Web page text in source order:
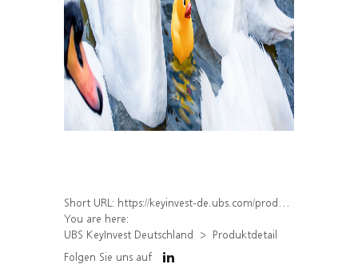
Short URL: https://keyinvest-de.ubs.com/produkt/detail/index/isin/DE000WA4FSD8
You are here:
UBS KeyInvest Deutschland
Produktdetail
Folgen Sie uns auf